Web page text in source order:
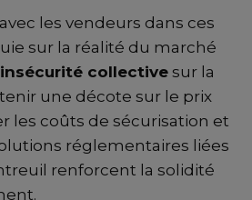
les vendeurs dans ces
sur la réalité du marché
insécurité collective sur la
une décote sur le prix
les coûts de sécurisation et
réglementaires liées
renforcent la solidité